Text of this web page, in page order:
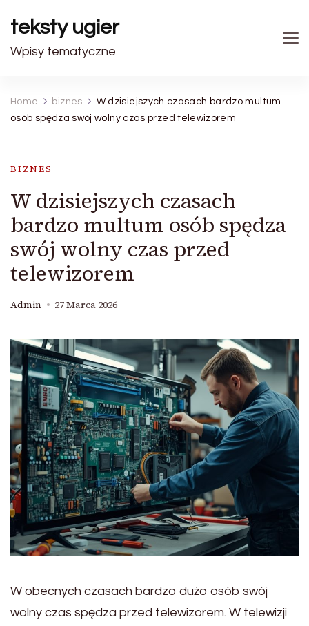
teksty ugier
Wpisy tematyczne
Home biznes
W dzisiejszych czasach bardzo multum
osób spędza swój wolny czas przed telewizorem
BIZNES
W dzisiejszych czasach
bardzo multum osób spędza
swój wolny czas przed
telewizorem
Admin 27 Marca 2026
W obecnych czasach bardzo dużo osób swój
wolny czas spędza przed telewizorem. W telewizji